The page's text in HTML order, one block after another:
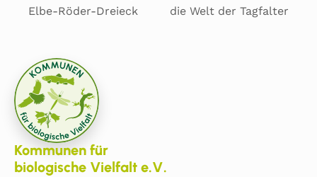
Elbe-Röder-Dreieck
die Welt der Tagfalter
Kommunen für
biologische Vielfalt e.V.